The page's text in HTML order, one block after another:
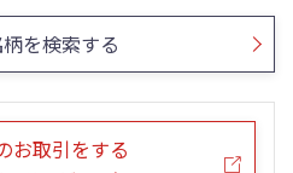
26週移動平均 出来高(千)
ヶ月移動平均 出来高(千)
を検索する
お取引をする